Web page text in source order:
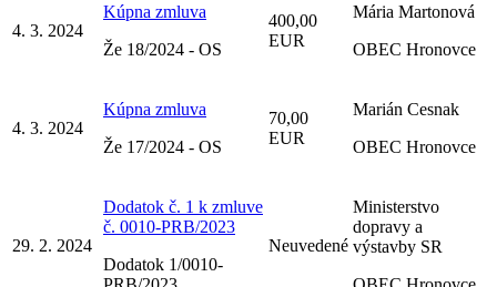
4. 3. 2024
Kúpna zmluva
Že 18/2024 - OS
400,00
EUR
Mária Martonová
OBEC Hronovce
4. 3. 2024
Kúpna zmluva
Že 17/2024 - OS
70,00
EUR
Marián Cesnak
OBEC Hronovce
29. 2. 2024
Dodatok č. 1 k zmluve
č. 0010-PRB/2023
Dodatok 1/0010-
Neuvedené
Ministerstvo
dopravy a
výstavby SR